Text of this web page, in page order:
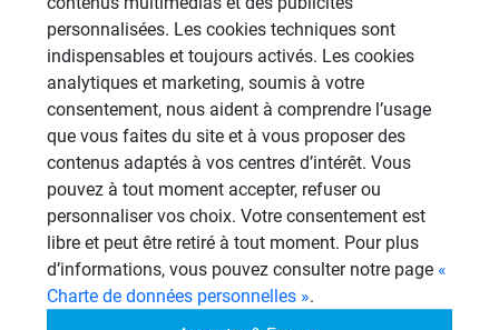
Veuillez vous connecter pour répondre à ce sujet
Sujets
Aménagement Agencement
21 Sujets
Revêtement Finition
personnalisées. Les cookies techniques sont
indispensables et toujours activés. Les cookies
analytiques et marketing, soumis à votre
consentement, nous aident à comprendre l’usage
que vous faites du site et à vous proposer des
contenus adaptés à vos centres d’intérêt. Vous
pouvez à tout moment accepter, refuser ou
personnaliser vos choix. Votre consentement est
libre et peut être retiré à tout moment. Pour plus
d’informations, vous pouvez consulter notre page «
Charte de données personnelles ».